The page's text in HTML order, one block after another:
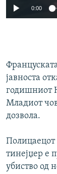
0:00
јавноста
годишниот
Младиот
дозвола.
Полицаецот
тинејџер е
убиство од